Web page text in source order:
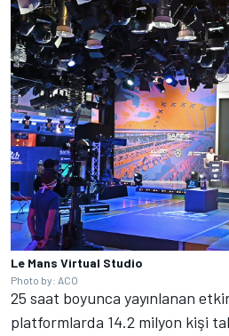
Le Mans Virtual Studio
Photo by: ACO
25 saat boyunca yayınlanan
platformlarda 14.2 milyon kişi